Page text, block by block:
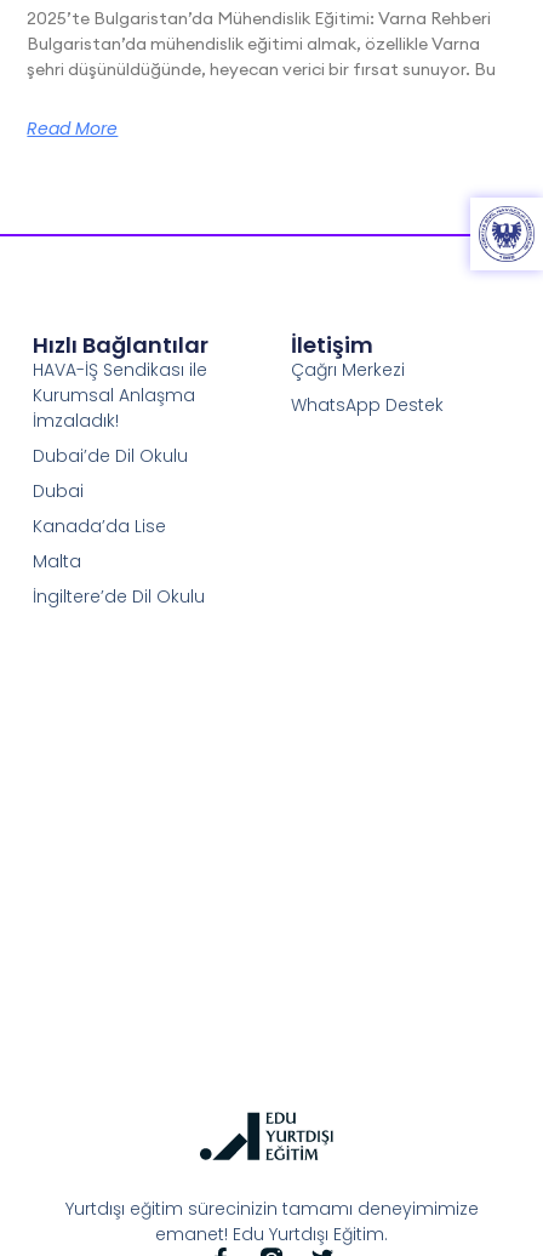
2025’te Bulgaristan’da Mühendislik Eğitimi: Varna Rehberi
Bulgaristan’da mühendislik eğitimi almak, özellikle Varna
şehri düşünüldüğünde, heyecan verici bir fırsat sunuyor. Bu
Read More
Yurtdışı eğitim sürecinizin tamamı deneyimimize
emanet! Edu Yurtdışı Eğitim.
Hızlı Bağlantılar
HAVA-İŞ Sendikası ile
Kurumsal Anlaşma
İmzaladık!
Dubai’de Dil Okulu
Dubai
Kanada’da Lise
Malta
İngiltere’de Dil Okulu
İletişim
Çağrı Merkezi
WhatsApp Destek